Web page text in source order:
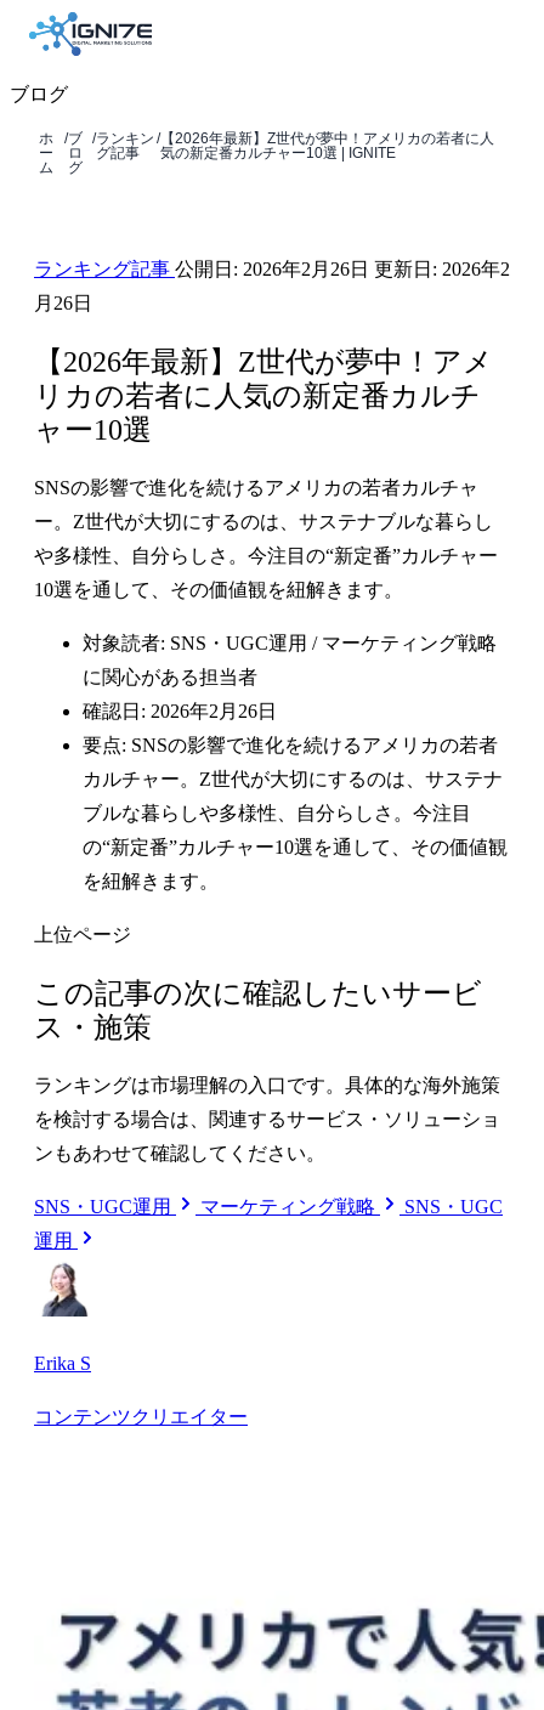
ブログ
ホ
ー
ム
/ブ
ロ
グ
/ランキン
グ記事
/【2026年最新】Z世代が夢中！アメリカの若者に人
気の新定番カルチャー10選 | IGNITE
ランキング記事 公開日: 2026年2月26日 更新日: 2026年2
月26日
【2026年最新】Z世代が夢中！アメ
リカの若者に人気の新定番カルチ
ャー10選
SNSの影響で進化を続けるアメリカの若者カルチャ
ー。Z世代が大切にするのは、サステナブルな暮らし
や多様性、自分らしさ。今注目の“新定番”カルチャー
10選を通して、その価値観を紐解きます。
対象読者: SNS・UGC運用 / マーケティング戦略
に関心がある担当者
確認日: 2026年2月26日
要点: SNSの影響で進化を続けるアメリカの若者
カルチャー。Z世代が大切にするのは、サステナ
ブルな暮らしや多様性、自分らしさ。今注目
の“新定番”カルチャー10選を通して、その価値観
を紐解きます。
上位ページ
この記事の次に確認したいサービ
ス・施策
ランキングは市場理解の入口です。具体的な海外施策
を検討する場合は、関連するサービス・ソリューショ
ンもあわせて確認してください。
SNS・UGC運用 マーケティング戦略
SNS・UGC
運用
Erika S
コンテンツクリエイター